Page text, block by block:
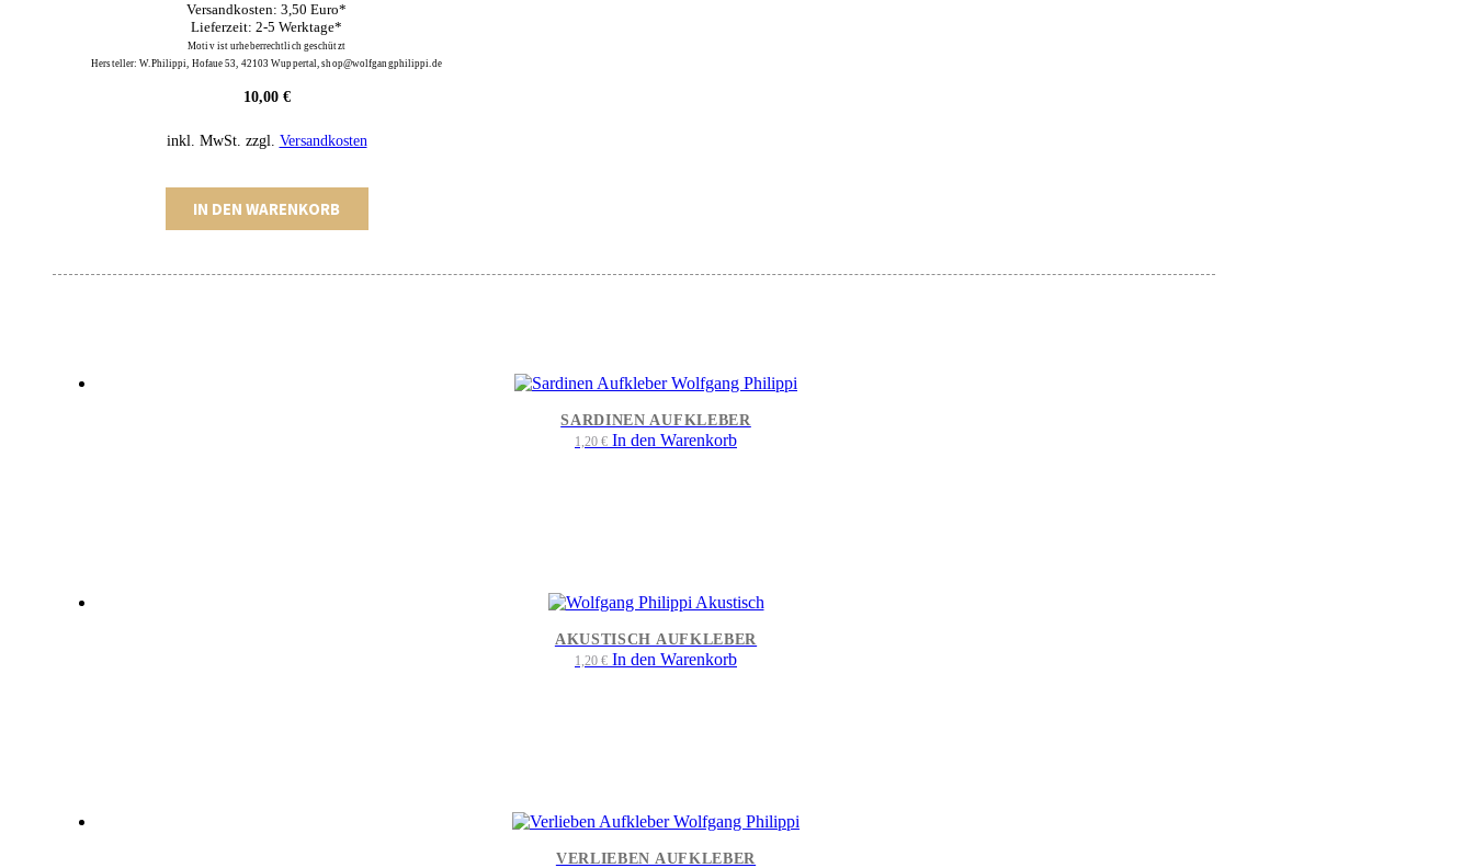
Versandkosten: 3,50 Euro*
Lieferzeit: 2-5 Werktage*
Motiv ist urheberrechtlich geschützt
Hersteller: W.Philippi, Hofaue 53, 42103 Wuppertal, shop@wolfgangphilippi.de
10,00 €
inkl. MwSt. zzgl. Versandkosten
Aufkleber
Menge
IN DEN WARENKORB
SARDINEN AUFKLEBER
1,20 € In den Warenkorb
AKUSTISCH AUFKLEBER
1,20 € In den Warenkorb
VERLIEBEN AUFKLEBER